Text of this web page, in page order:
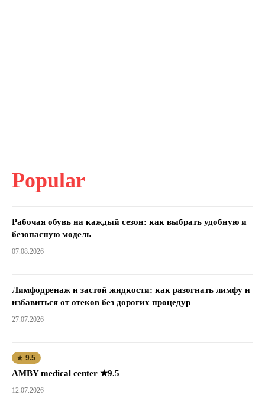
Popular
Рабочая обувь на каждый сезон: как выбрать удобную и
безопасную модель
07.08.2026
Лимфодренаж и застой жидкости: как разогнать лимфу и
избавиться от отеков без дорогих процедур
27.07.2026
★ 9.5
AMBY medical center ★9.5
12.07.2026